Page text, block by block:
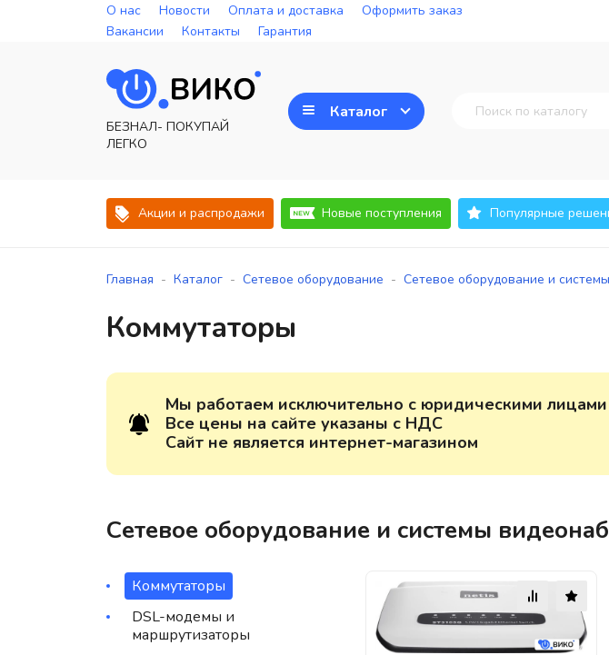
О нас Новости Оплата и доставка
Оформить заказ
Вакансии
Контакты Гарантия
БЕЗНАЛ- ПОКУПАЙ
ЛЕГКО
Каталог
Акции и распродажи Новые поступления Популярные
Главная - Каталог - Сетевое оборудование - Сетевое оборудование и
Коммутаторы
Мы работаем исключительно с юридическими
Все цены на сайте указаны с НДС
Сайт не является интернет-магазином
Сетевое оборудование и системы
Коммутаторы
DSL-модемы и
маршрутизаторы